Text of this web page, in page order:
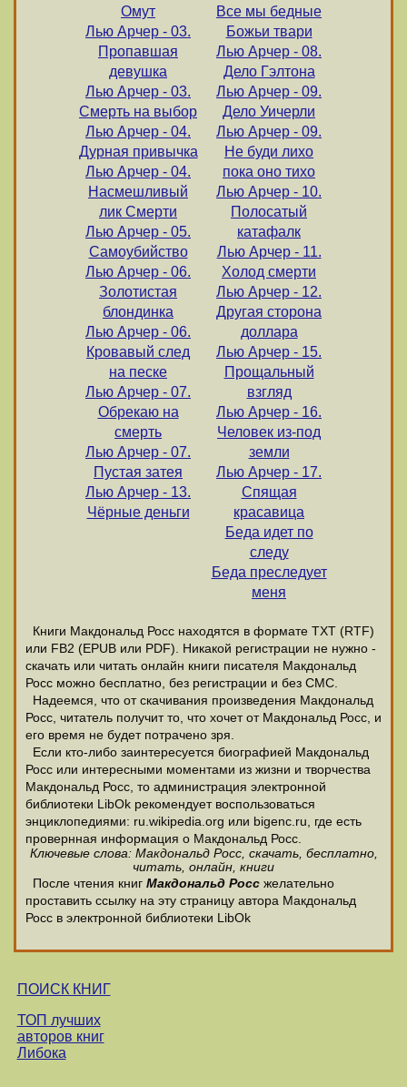
Омут
Лью Арчер - 03.
Пропавшая
девушка
Лью Арчер - 03.
Смерть на выбор
Лью Арчер - 04.
Дурная привычка
Лью Арчер - 04.
Насмешливый
лик Смерти
Лью Арчер - 05.
Самоубийство
Лью Арчер - 06.
Золотистая
блондинка
Лью Арчер - 06.
Кровавый след
на песке
Лью Арчер - 07.
Обрекаю на
смерть
Лью Арчер - 07.
Пустая затея
Лью Арчер - 13.
Чёрные деньги
Все мы бедные
Божьи твари
Лью Арчер - 08.
Дело Гэлтона
Лью Арчер - 09.
Дело Уичерли
Лью Арчер - 09.
Не буди лихо
пока оно тихо
Лью Арчер - 10.
Полосатый
катафалк
Лью Арчер - 11.
Холод смерти
Лью Арчер - 12.
Другая сторона
доллара
Лью Арчер - 15.
Прощальный
взгляд
Лью Арчер - 16.
Человек из-под
земли
Лью Арчер - 17.
Спящая
красавица
Беда идет по
следу
Беда преследует
меня
Книги Макдональд Росс находятся в формате ТХТ (RTF)
или FB2 (EPUB или PDF). Никакой регистрации не нужно -
скачать или читать онлайн книги писателя Макдональд
Росс можно бесплатно, без регистрации и без СМС.
Надеемся, что от скачивания произведения Макдональд
Росс, читатель получит то, что хочет от Макдональд Росс, и
его время не будет потрачено зря.
Если кто-либо заинтересуется биографией Макдональд
Росс или интересными моментами из жизни и творчества
Макдональд Росс, то администрация электронной
библиотеки LibOk рекомендует воспользоваться
энциклопедиями: ru.wikipedia.org или bigenc.ru, где есть
провернная информация о Макдональд Росс.
Ключевые слова: Макдональд Росс, скачать, бесплатно,
читать, онлайн, книги
После чтения книг Макдональд Росс желательно
проставить ссылку на эту страницу автора Макдональд
Росс в электронной библиотеки LibOk
ПОИСК КНИГ
ТОП лучших
авторов книг
Либока